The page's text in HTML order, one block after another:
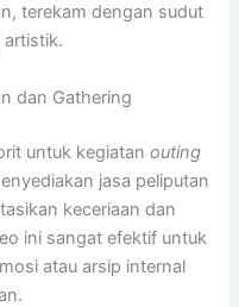
terekam dengan sudut
dan Gathering
untuk kegiatan outing
jasa peliputan
keceriaan dan
ini sangat efektif untuk
atau arsip internal